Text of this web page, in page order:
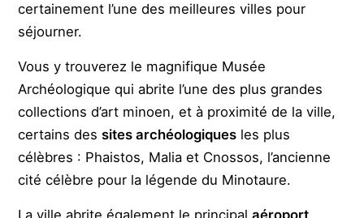
certainement l’une des meilleures villes pour
séjourner.
Vous y trouverez le magnifique Musée
Archéologique qui abrite l’une des plus grandes
collections d’art minoen, et à proximité de la ville,
certains dessites archéologiques les plus
célèbres : Phaistos, Malia et Cnossos, l’ancienne
cité célèbre pour la légende du Minotaure.